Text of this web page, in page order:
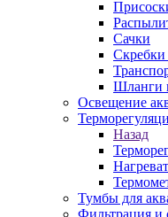
Сачки
Шланги
Освещение
Назад
Тумбы для
Фильтрация и